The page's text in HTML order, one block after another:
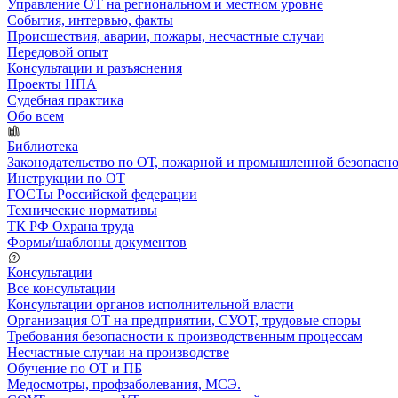
Управление ОТ на региональном и местном уровне
События, интервью, факты
Происшествия, аварии, пожары, несчастные случаи
Передовой опыт
Консультации и разъяснения
Проекты НПА
Судебная практика
Обо всем
Библиотека
Законодательство по ОТ, пожарной и промышленной
Инструкции по ОТ
ГОСТы Российской федерации
Технические нормативы
ТК РФ Охрана труда
Формы/шаблоны документов
Консультации
Все консультации
Консультации органов исполнительной власти
Организация ОТ на предприятии, СУОТ, трудовые споры
Требования безопасности к производственным процессам
Несчастные случаи на производстве
Обучение по ОТ и ПБ
Медосмотры, профзаболевания, МСЭ.